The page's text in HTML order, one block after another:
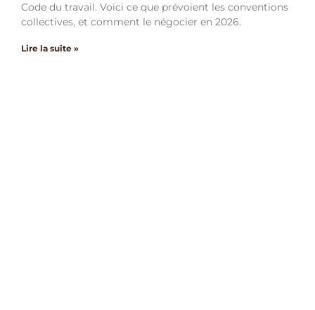
Code du travail. Voici ce que prévoient les conventions
collectives, et comment le négocier en 2026.
Lire la suite »